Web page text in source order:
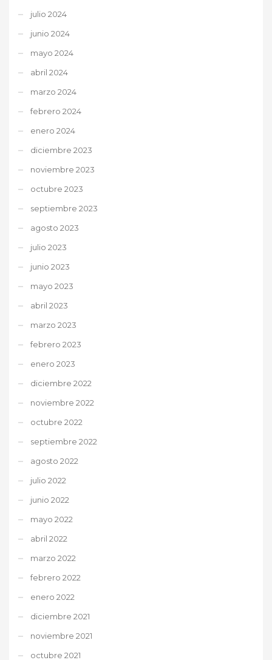
julio 2024
junio 2024
mayo 2024
abril 2024
marzo 2024
febrero 2024
enero 2024
diciembre 2023
noviembre 2023
octubre 2023
septiembre 2023
agosto 2023
julio 2023
junio 2023
mayo 2023
abril 2023
marzo 2023
febrero 2023
enero 2023
diciembre 2022
noviembre 2022
octubre 2022
septiembre 2022
agosto 2022
julio 2022
junio 2022
mayo 2022
abril 2022
marzo 2022
febrero 2022
enero 2022
diciembre 2021
noviembre 2021
octubre 2021